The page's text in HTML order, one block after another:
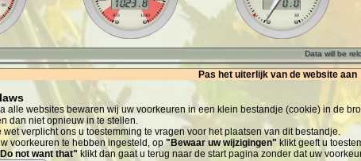
Pas het uiterlijk van de website aan
alle websites bewaren wij uw voorkeuren in een klein bestandje (cookie) in de
dan niet opnieuw in te stellen.
wet verplicht ons u toestemming te vragen voor het plaatsen van dit bestandje.
voorkeuren te hebben ingesteld, op"Bewaar uw wijzigingen" klikt geeft u
not want that" klikt dan gaat u terug naar de start pagina zonder dat uw